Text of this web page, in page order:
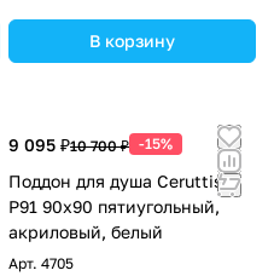
В корзину
9 095 ₽10 700 ₽ -15%
Поддон для душа Ceruttispa
P91 90х90 пятиугольный,
акриловый, белый
Арт. 4705